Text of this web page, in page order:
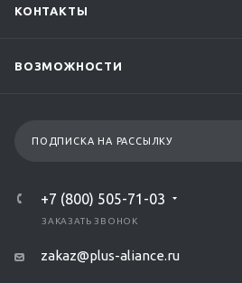
КОНТАКТЫ
ВОЗМОЖНОСТИ
ПОДПИСКА НА РАССЫЛКУ
+7 (800) 505-71-03
ЗАКАЗАТЬ ЗВОНОК
zakaz@plus-aliance.ru